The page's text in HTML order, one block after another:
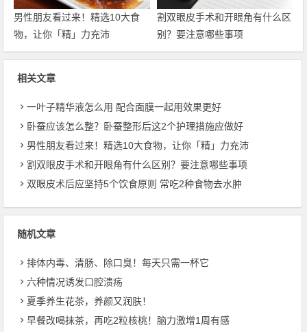
男性朋友看过来！精选10大食
物，让你「精」力充沛
割双眼皮手术和开眼角有什么区
别？要注意哪些事项
相关文章
一叶子精华液怎么用 配合面膜一起用效果更好
卧蚕应该怎么整？卧蚕整形后这2个护理措施应做好
男性朋友看过来！精选10大食物，让你「精」力充沛
割双眼皮手术和开眼角有什么区别？要注意哪些事项
双眼皮术后应坚持5个饮食原则 常吃2种食物去水肿
随机文章
排体内毒、清肠、除口臭！每天只需一杯它
六种情况诱发口腔溃疡
夏季养生花茶，养颜又润肤！
早餐改喝抹茶，再吃2粒核桃！脑力激增1周有感